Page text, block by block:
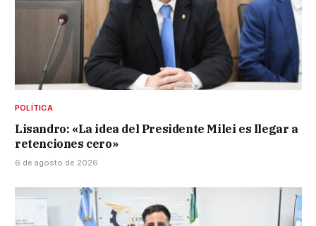
POLÍTICA
Lisandro: «La idea del Presidente Milei es llegar a
retenciones cero»
6 de agosto de 2026